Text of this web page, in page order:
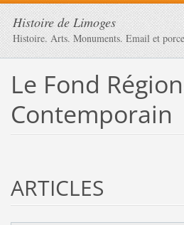
Histoire de Limoges
Histoire. Arts. Monuments. Email et
Le Fond
Contemporain
ARTICLES